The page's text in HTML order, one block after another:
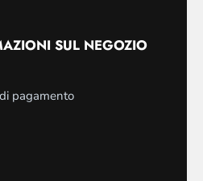
SUL NEGOZIO
pagamento